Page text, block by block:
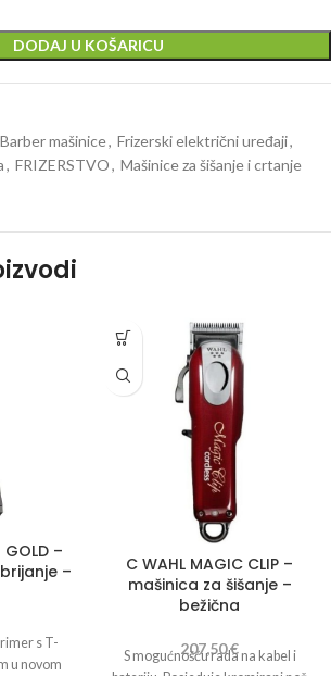
DODAJ U KOŠARICU
Barber mašinice, Frizerski električni uređaji,
, FRIZERSTVO, Mašinice za šišanje i crtanje
GOLD –
–
s T-
u novom
C WAHL MAGIC CLIP –
mašinica za šišanje –
bežična
207,50€
S mogućnošću rada na kabel i